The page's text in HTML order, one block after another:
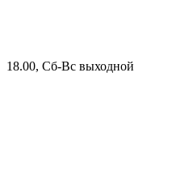
18.00, Сб-Вс выходной